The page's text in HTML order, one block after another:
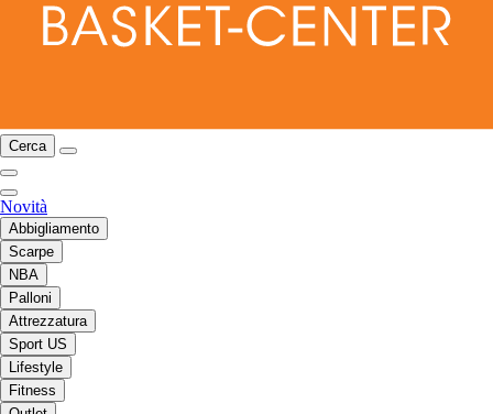
Cerca
Novità
Abbigliamento
Scarpe
NBA
Palloni
Attrezzatura
Sport US
Lifestyle
Fitness